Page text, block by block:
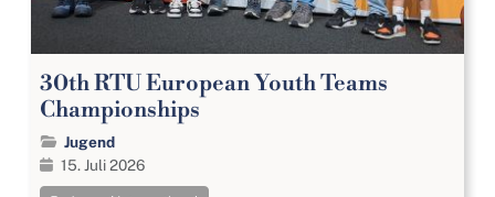
30th RTU European Youth Teams
Championships
Jugend
15. Juli 2026